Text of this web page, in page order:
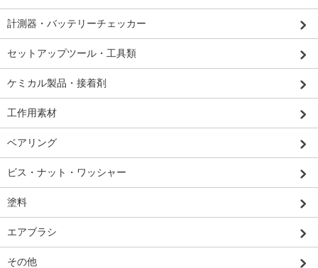
計測器・バッテリーチェッカー
セットアップツール・工具類
ケミカル製品・接着剤
工作用素材
ベアリング
ビス・ナット・ワッシャー
塗料
エアブラシ
その他